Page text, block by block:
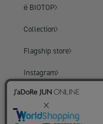
ё BIOTOP
Collection
Flagship store
Instagram
BIOTOP
BIOTOP ONLINE